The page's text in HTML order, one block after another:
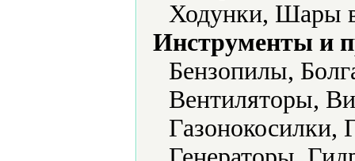
Ходунки, Шары
Инструменты и
Бензопилы,
Вентиляторы,
Газонокосилки,